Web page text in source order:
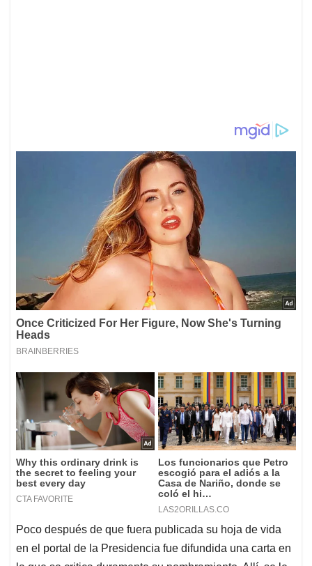
Poco después de que fuera publicada su hoja de vida
en el portal de la Presidencia fue difundida una carta en